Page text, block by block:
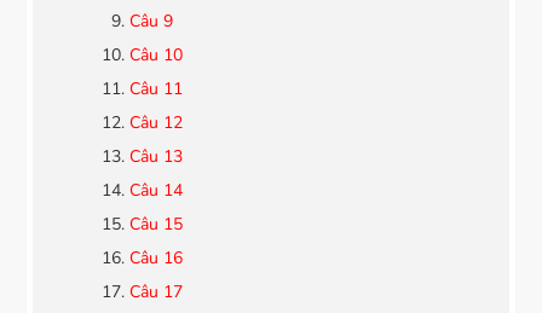
Câu 9
Câu 10
Câu 11
Câu 12
Câu 13
Câu 14
Câu 15
Câu 16
Câu 17